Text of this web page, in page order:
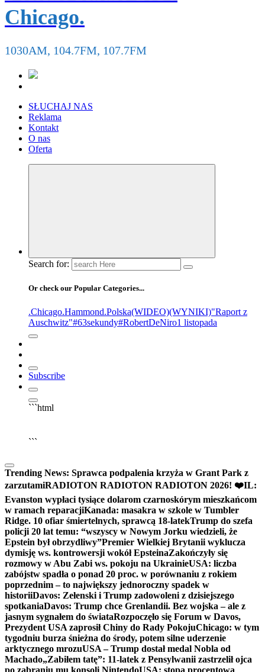
Chicago.
1030AM, 104.7FM, 107.7FM
SŁUCHAJ NAS
Reklama
Kontakt
O nas
Oferta
Search for:
Or check our Popular Categories...
.Chicago.Hammond.Polska(WIDEO)(WYNIKI)"Raport z
Auschwitz"#63sekundy#RobertDeNiro1 listopada
Subscribe
```html
```
Trending News: Sprawca podpalenia krzyża w Grant Park z
zarzutamiRADIOTON RADIOTON RADIOTON 2026! ❤️IL:
Evanston wypłaci tysiące dolarom czarnoskórym mieszkańcom
w ramach reparacjiKanada: masakra w szkole w Tumbler
Ridge. 10 ofiar śmiertelnych, sprawcą 18-latekTrump do szefa
policji 20 lat temu: “wszyscy w Nowym Jorku wiedzieli, że
Epstein był obrzydliwy”Premier Wielkiej Brytanii wyklucza
dymisję ws. kontrowersji wokół EpsteinaZakończyły się
rozmowy w Abu Zabi ws. pokoju na UkrainieUSA: liczba
zabójstw spadła o ponad 20 proc. w porównaniu z rokiem
poprzednim – to największy jednoroczny spadek w
historiiDavos: Zełenski i Trump zadowoleni z dzisiejszego
spotkaniaDavos: Trump chce Grenlandii. Bez wojska – ale z
jasnym sygnałem do świataRozpoczęło się Forum w Davos,
Prezydent USA zaprosił Chiny do Rady PokojuChicago: w tym
tygodniu burza śnieżna do środy, potem silne uderzenie
arktycznego mrozuUSA – Trump dostał medal Nobla od
Machado„Zabiłem tatę”: 11-latek z Pensylwanii zastrzelił ojca
po zabraniu mu konsoli NintendoUSA: stopa procentowa